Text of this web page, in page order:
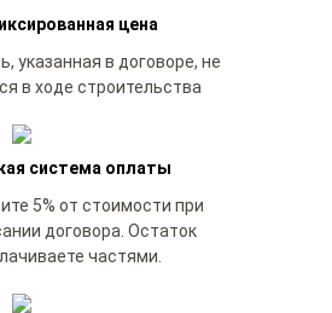
цена
указанная в договоре, не
в ходе строительства
система оплаты
5% от стоимости при
договора. Остаток
частями.